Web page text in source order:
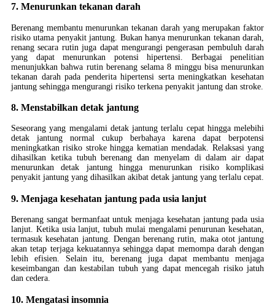
7. Menurunkan tekanan darah
Berenang membantu menurunkan tekanan darah yang merupakan faktor
risiko utama penyakit jantung. Bukan hanya menurunkan tekanan darah,
renang secara rutin juga dapat mengurangi pengerasan pembuluh darah
yang dapat menurunkan potensi hipertensi. Berbagai penelitian
menunjukkan bahwa rutin berenang selama 8 minggu bisa menurunkan
tekanan darah pada penderita hipertensi serta meningkatkan kesehatan
jantung sehingga mengurangi risiko terkena penyakit jantung dan stroke.
8. Menstabilkan detak jantung
Seseorang yang mengalami detak jantung terlalu cepat hingga melebihi
detak jantung normal cukup berbahaya karena dapat berpotensi
meningkatkan risiko stroke hingga kematian mendadak. Relaksasi yang
dihasilkan ketika tubuh berenang dan menyelam di dalam air dapat
menurunkan detak jantung hingga menurunkan risiko komplikasi
penyakit jantung yang dihasilkan akibat detak jantung yang terlalu cepat.
9. Menjaga kesehatan jantung pada usia lanjut
Berenang sangat bermanfaat untuk menjaga kesehatan jantung pada usia
lanjut. Ketika usia lanjut, tubuh mulai mengalami penurunan kesehatan,
termasuk kesehatan jantung. Dengan berenang rutin, maka otot jantung
akan tetap terjaga kekuatannya sehingga dapat memompa darah dengan
lebih efisien. Selain itu, berenang juga dapat membantu menjaga
keseimbangan dan kestabilan tubuh yang dapat mencegah risiko jatuh
dan cedera.
10. Mengatasi insomnia